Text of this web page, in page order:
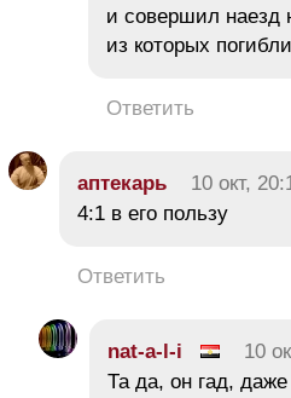
и совершил наезд
из которых
Ответить
аптекарь 10 окт,
4:1 в его пользу
Ответить
nat-a-l-i 10
Та да, он гад,